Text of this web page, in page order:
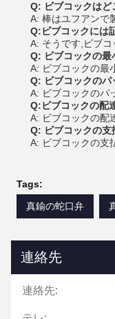
Q: ビブコックはど
A: 棒はユフアンで
Q:ビブコックには
A: そうです,ビブコ
Q: ビブコックの最
A: ビブコックの最
Q: ビブコックのパ
A: ビブコックのパ
Q:ビブコックの配
A: ビブコックの配
Q: ビブコックの支
A: ビブコックの支
Tags:
真鍮の蛇口弁
連絡先
連絡先: